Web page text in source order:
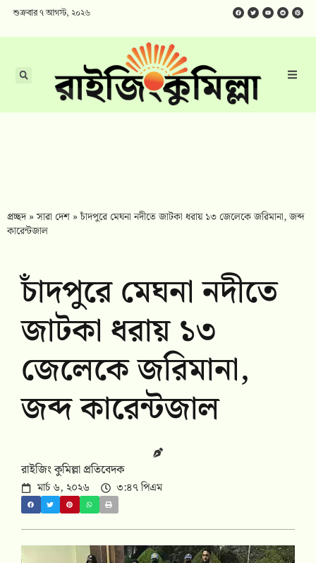
শুক্রবার ৭ আগস্ট, ২০২৬
প্রচ্ছদ»সারা দেশ »চাঁদপুরে মেঘনা নদীতে জাটকা ধরায় ১৩ জেলেকে জরিমানা, জব্দ
কারেন্টজাল
চাঁদপুরে মেঘনা নদীতে
জাটকা ধরায় ১৩
জেলেকে জরিমানা,
জব্দ কারেন্টজাল
রাইজিং কুমিল্লা প্রতিবেদক
মার্চ ৬, ২০২৬ ৩:৪৭ পিএম